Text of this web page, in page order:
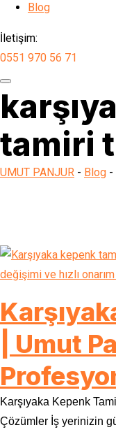
Blog
İletişim:
0551 970 56 71
tamiri
UMUT PANJUR - Blog -
| Umut
Karşıyaka Kepenk
Çözümler İş yerinizin